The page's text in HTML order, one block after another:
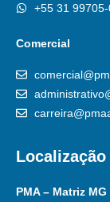
+55 31
Comercial
Localização
PMA – Matriz MG